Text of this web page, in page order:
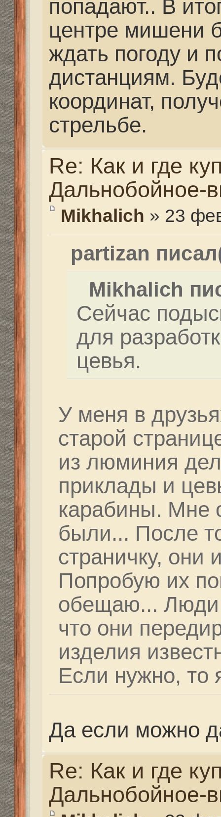
из люминия делали
приклады и цевья на
карабины. Мне они
были... После того,
страничку, они
Попробую их
обещаю... Люди
что они передирают
изделия известных
Если нужно, то я
Да если можно дай
Re: Как и где купить
Дальнобойное-
Mikhalich
Dutch писал(а):
Сегодня
Михалыча после
сильнющий слева и
как цуцыки. Без
Вначале вообще не
хрень такая.. После
стволу и двух
на мишени. После
дырок вообще
возвращаем клики
рваная дырка в том
сквозной пробоины
мишени! В
на друга.. После
замечаю всплеск на
Оказалось, рваные
рикошетов. И надо
и то же место. А
головка болта в
поражена. Будем
пойдём дальше по
отталкиваться от
полученных при